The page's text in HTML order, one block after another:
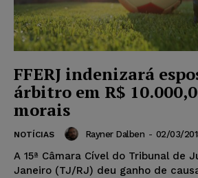
FFERJ indenizará
árbitro em R$
morais
NOTÍCIAS Rayner Dalben - 02/03/
A 15ª Câmara Cível do Tribunal de
Janeiro (TJ/RJ) deu ganho de